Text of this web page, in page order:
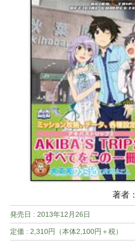
著者：
発売日 : 2013年12月26日
定価 : 2,310円（本体2,100円＋税）